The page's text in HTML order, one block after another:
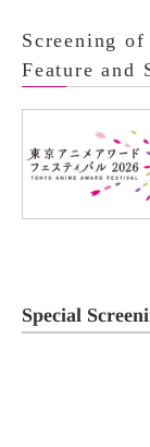
Screening
Feature
Special